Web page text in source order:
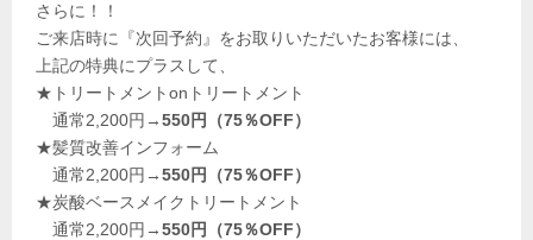
さらに！！
ご来店時に『次回予約』をお取りいただいたお客様には、
上記の特典にプラスして、
★トリートメントonトリートメント
通常2,200円→550円（75％OFF）
★髪質改善インフォーム
通常2,200円→550円（75％OFF）
★炭酸ベースメイクトリートメント
通常2,200円→550円（75％OFF）